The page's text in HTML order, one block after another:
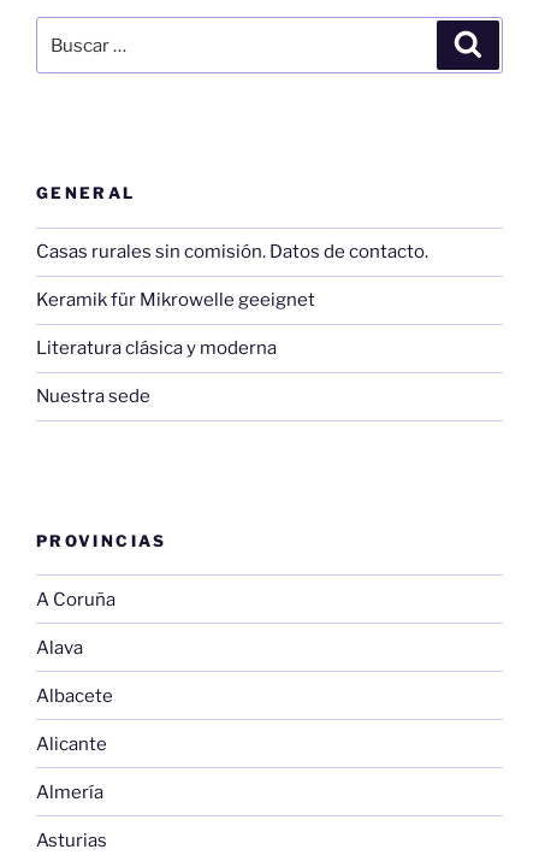
por:
GENERAL
Casas rurales sin comisión. Datos de contacto.
Keramik für Mikrowelle geeignet
Literatura clásica y moderna
Nuestra sede
PROVINCIAS
A Coruña
Alava
Albacete
Alicante
Almería
Asturias